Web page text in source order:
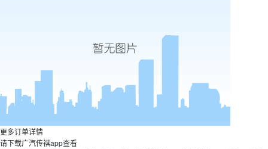
更多订单详情
请下载广汽传祺app查看